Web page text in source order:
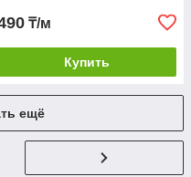
₸/м
Купить
ещё